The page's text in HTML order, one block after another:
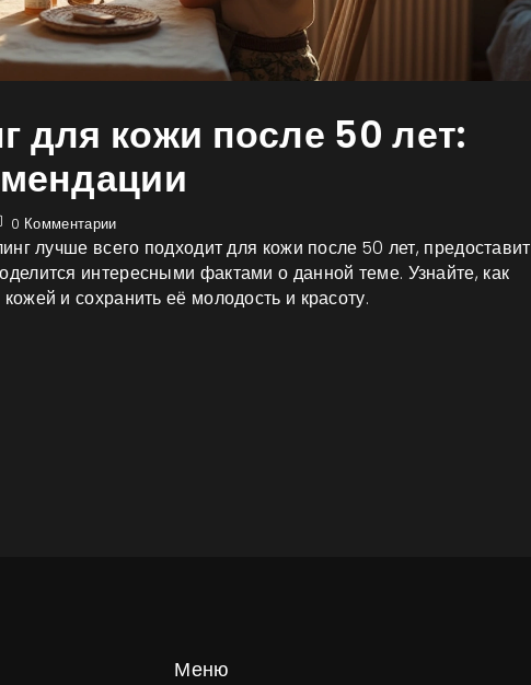
для кожи после 50 лет:
0 Комментарии
лучше всего подходит для кожи после 50 лет, предоставит
интересными фактами о данной теме. Узнайте, как
и сохранить её молодость и красоту.
Меню